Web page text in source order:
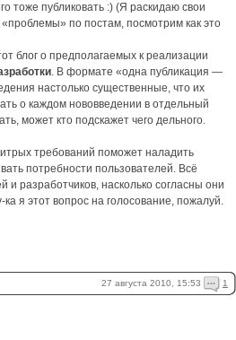
публиковать :) (Я раскидаю свои
по постам, посмотрим как это
блог о предполагаемых к реализации
. В формате «одна публикация —
настолько существенные, что их
о каждом нововведении в отдельный
может кто подскажет чего дельного.
требований поможет наладить
потребности пользователей. Всё
и разработчиков, насколько согласны они
я этот вопрос на голосование, пожалуй.
27 августа 2010, 15:53 1